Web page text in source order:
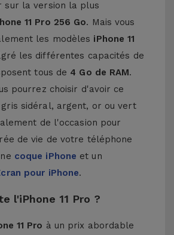
sur la version la plus
11 Pro 256 Go. Mais vous
les modèles iPhone 11
les différentes capacités de
tous de 4 Go de RAM.
pourrez choisir d'avoir ce
sidéral, argent, or ou vert
de l'occasion pour
de vie de votre téléphone
coque iPhone et un
pour iPhone.
l'iPhone 11 Pro ?
11 Pro à un prix abordable